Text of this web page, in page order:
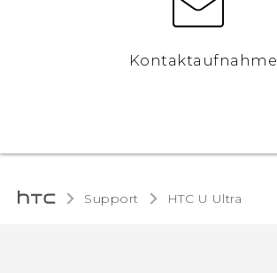
Kontaktaufnahme
Support HTC U Ultra‎